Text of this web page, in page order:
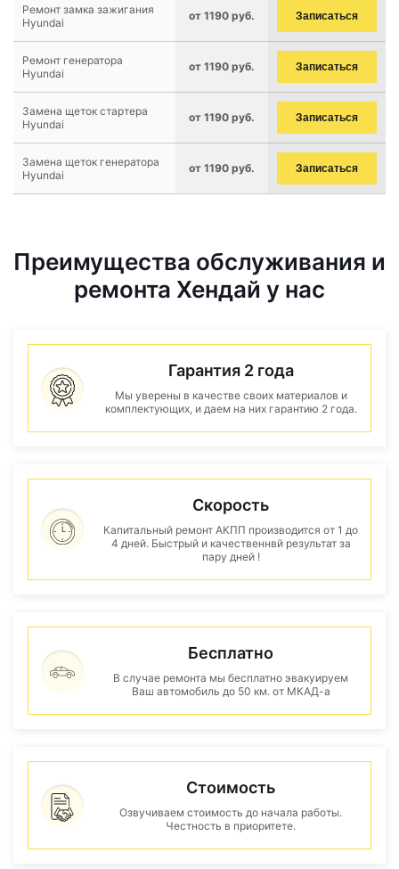
Ремонт замка зажигания
Hyundai
от 1190 руб. Записаться
Ремонт генератора
Hyundai
от 1190 руб. Записаться
Замена щеток стартера
Hyundai
от 1190 руб. Записаться
Замена щеток генератора
Hyundai
от 1190 руб. Записаться
Преимущества обслуживания и
ремонта Хендай у нас
Гарантия 2 года
Мы уверены в качестве своих материалов и
комплектующих, и даем на них гарантию 2 года.
Скорость
Капитальный ремонт АКПП производится от 1 до
4 дней. Быстрый и качественнвй результат за
пару дней !
Бесплатно
В случае ремонта мы бесплатно эвакуируем
Ваш автомобиль до 50 км. от МКАД-а
Стоимость
Озвучиваем стоимость до начала работы.
Честность в приоритете.